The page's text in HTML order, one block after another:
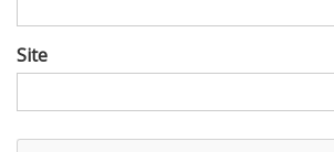
Site